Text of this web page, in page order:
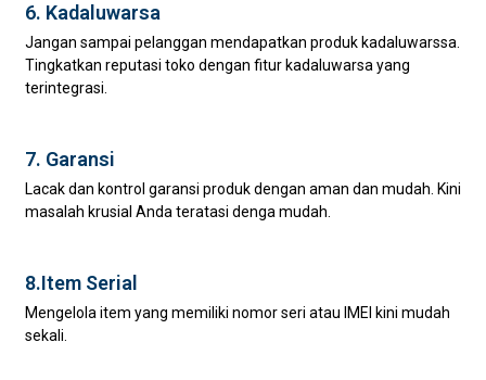
6. Kadaluwarsa
Jangan sampai pelanggan mendapatkan produk kadaluwarssa.
Tingkatkan reputasi toko dengan fitur kadaluwarsa yang
terintegrasi.
7. Garansi
Lacak dan kontrol garansi produk dengan aman dan mudah. Kini
masalah krusial Anda teratasi denga mudah.
8.Item Serial
Mengelola item yang memiliki nomor seri atau IMEI kini mudah
sekali.